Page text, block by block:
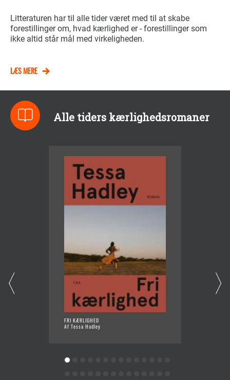
Litteraturen har til alle tider været med til at skabe
forestillinger om, hvad kærlighed er - forestillinger som
ikke altid står mål med virkeligheden.
LÆS MERE
Alle tiders kærlighedsromaner
FRI KÆRLIGHED
Af Tessa Hadley